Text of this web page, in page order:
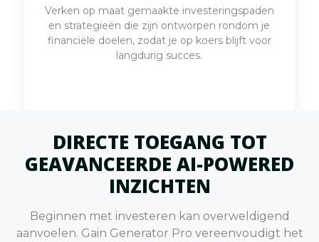
Verken op maat gemaakte investeringspaden
en strategieën die zijn ontworpen rondom je
financiële doelen, zodat je op koers blijft voor
langdurig succes.
DIRECTE TOEGANG TOT
GEAVANCEERDE AI-POWERED
INZICHTEN
Beginnen met investeren kan overweldigend
aanvoelen. Gain Generator Pro vereenvoudigt het